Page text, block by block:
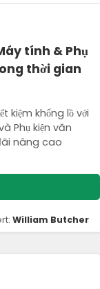
tính & Phụ
thời gian
kiệm khổng lồ với
Phụ kiện văn
nâng cao
William Butcher